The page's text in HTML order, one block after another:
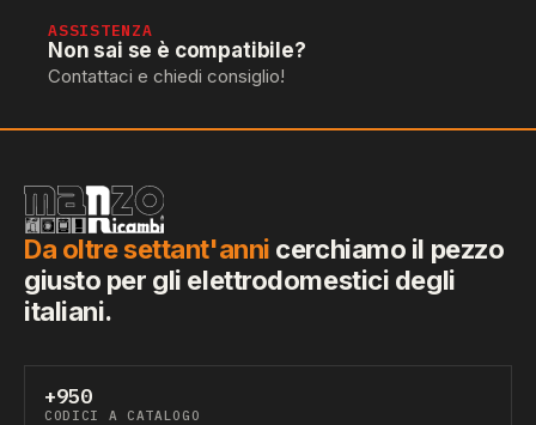
ASSISTENZA
Non sai se è compatibile?
Contattaci e chiedi consiglio!
Da oltre settant'anni cerchiamo il pezzo
giusto per gli elettrodomestici degli
italiani.
+950
CODICI A CATALOGO